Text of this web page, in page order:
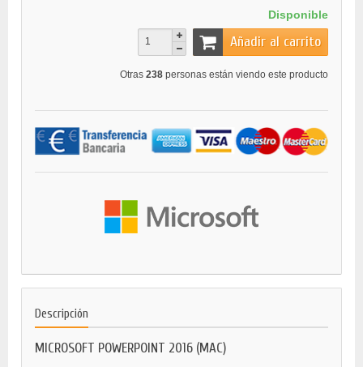
Disponible
Añadir al carrito
Otras 238 personas están viendo este producto
Descripción
MICROSOFT POWERPOINT 2016 (MAC)